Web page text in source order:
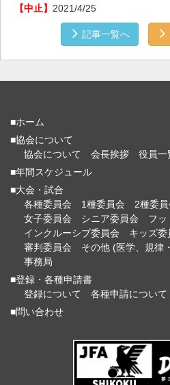
【中止】 2021/4/25
記事一覧へ
■ホーム
■協会について
協会について
会長挨拶 役員一
■年間スケジュール
■大会・試合
各種委員会
1種委員会 2種委員
女子委員会
シニア委員会
フッ
インクルーシブ委員会
キッズ委
審判委員会
その他 (医学、規律
事務局
■登録・各種申請書
登録について
各種申請について
■問い合わせ